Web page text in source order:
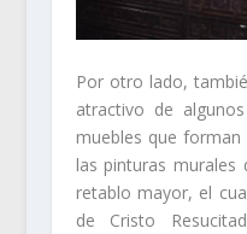
Por otro lado,
atractivo de
muebles que
las pinturas
retablo mayor, el
de Cristo